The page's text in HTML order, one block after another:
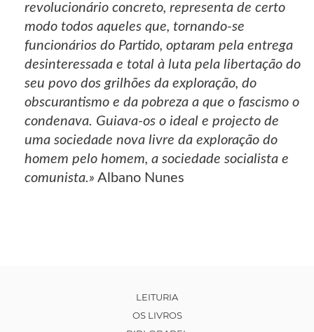
revolucionário concreto, representa de certo
modo todos aqueles que, tornando-se
funcionários do Partido, optaram pela entrega
desinteressada e total à luta pela libertação do
seu povo dos grilhões da exploração, do
obscurantismo e da pobreza a que o fascismo o
condenava. Guiava-os o ideal e projecto de
uma sociedade nova livre da exploração do
homem pelo homem, a sociedade socialista e
comunista.» Albano Nunes
LEITURIA
OS LIVROS